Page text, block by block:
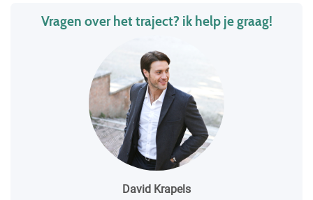
Vragen over het traject? ik help je graag!
David Krapels